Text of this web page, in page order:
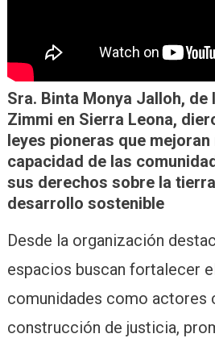
Sra. Binta Monya Jalloh, de
Zimmi en Sierra Leona,
leyes pioneras que
capacidad de las
sus derechos sobre la
desarrollo sostenible
Desde la organización
espacios buscan fortalecer
comunidades como actores
construcción de justicia,